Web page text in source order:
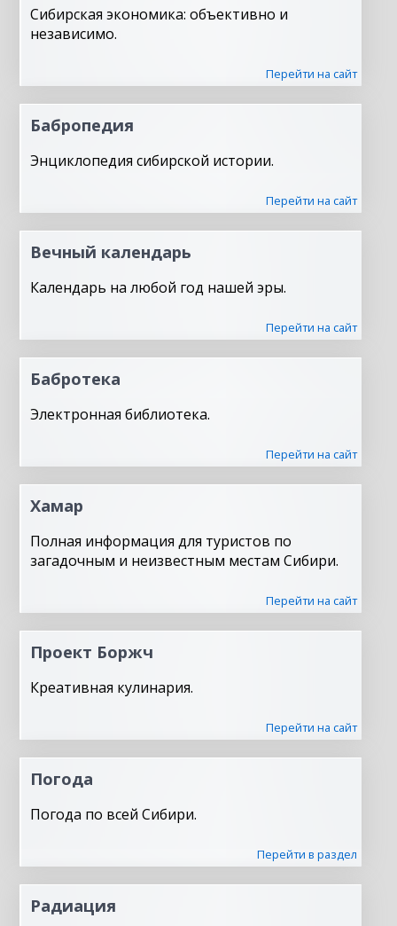
Сибирская экономика: объективно и
независимо.
Перейти на сайт
Бабропедия
Энциклопедия сибирской истории.
Перейти на сайт
Вечный календарь
Календарь на любой год нашей эры.
Перейти на сайт
Бабротека
Электронная библиотека.
Перейти на сайт
Хамар
Полная информация для туристов по
загадочным и неизвестным местам Сибири.
Перейти на сайт
Проект Боржч
Креативная кулинария.
Перейти на сайт
Погода
Погода по всей Сибири.
Перейти в раздел
Радиация